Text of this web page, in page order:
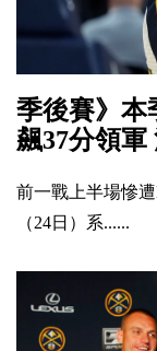
季後賽》本
飆37分領
前一戰上半場慘
（24日）系......